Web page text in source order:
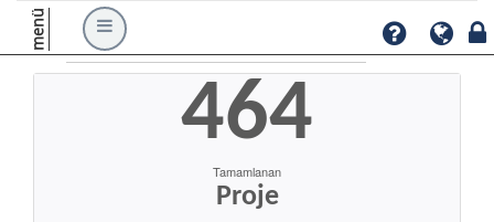
menü
464
Tamamlanan
Proje